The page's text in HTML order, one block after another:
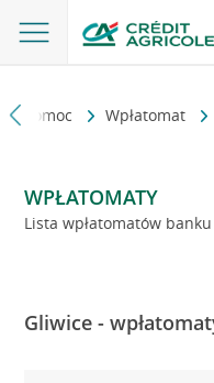
i pomoc Wpłatomat
WPŁATOMATY
Lista wpłatomatów
Gliwice -